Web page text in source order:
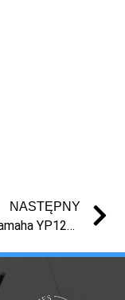
NASTĘPNY
Okazja! Yamaha YP125R 125cc – sprzedaż syndyk, niska cena, licytacja